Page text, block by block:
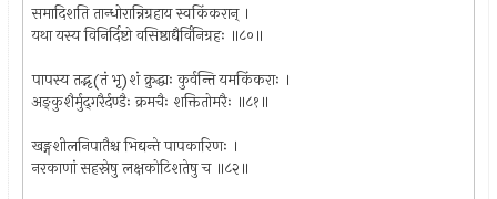
समादिशति तान्धोरान्निग्रहाय स्वकिंकरान् ।
यथा यस्य विनिर्दिष्टो वसिष्ठाद्यैर्विनिग्रहः ॥८०॥
पापस्य तद्भृ(तं भृ)शं क्रुद्धाः कुर्वन्ति यमकिंकराः ।
अङ्कुशैर्मुद्‌गरैर्दण्डैः क्रमचैः शक्तितोमरैः ॥८१॥
खङ्गशीलनिपातैश्च भिद्यन्ते पापकारिणः ।
नरकाणां सहस्रेषु लक्षकोटिशतेषु च ॥८२॥